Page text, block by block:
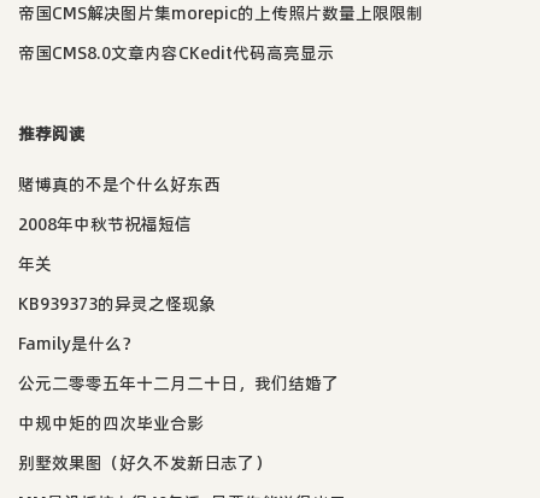
帝国CMS解决图片集morepic的上传照片数量上限限制
帝国CMS8.0文章内容CKedit代码高亮显示
推荐阅读
赌博真的不是个什么好东西
2008年中秋节祝福短信
年关
KB939373的异灵之怪现象
Family是什么？
公元二零零五年十二月二十日，我们结婚了
中规中矩的四次毕业合影
别墅效果图（好久不发新日志了）